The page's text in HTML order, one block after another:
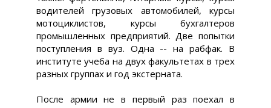
водителей грузовых автомобилей, курсы
мотоциклистов, курсы бухгалтеров
промышленных предприятий. Две попытки
поступления в вуз. Одна -- на рабфак. В
институте учеба на двух факультетах в трех
разных группах и год экстерната.
После армии не в первый раз поехал в